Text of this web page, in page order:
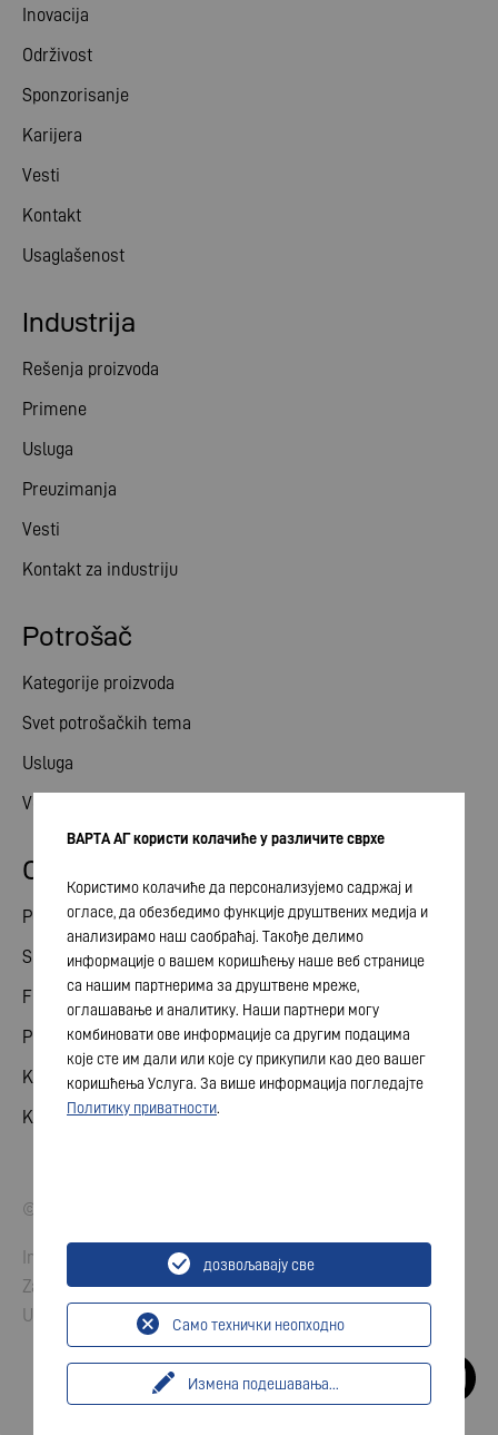
Inovacija
Održivost
Sponzorisanje
Karijera
Vesti
Kontakt
Usaglašenost
Potrošač
Kategorije proizvoda
Svet potrošačkih tema
Usluga
Vesti
Industrija
Rešenja proizvoda
Primene
Usluga
Preuzimanja
Vesti
Kontakt za industriju
Odnosi ulagača
Podeli
Skupština akcionara
Finansijski kalendar
Publikacije
Kontakt sa investitorom
Korporativno upravljanje
© 2026 VARTA AG. Sva prava zadržana.
Impresum
Zaštita podataka
Uslovi
ВАРТА АГ користи колачиће у различите сврхе
Користимо колачиће да персонализујемо садржај и
огласе, да обезбедимо функције друштвених медија и
анализирамо наш саобраћај. Такође делимо
информације о вашем коришћењу наше веб странице
са нашим партнерима за друштвене мреже,
оглашавање и аналитику. Наши партнери могу
комбиновати ове информације са другим подацима
које сте им дали или које су прикупили као део вашег
коришћења Услуга. За више информација погледајте
Политику приватности.
Измена подешавања...
Само технички неопходно
дозвољавају све